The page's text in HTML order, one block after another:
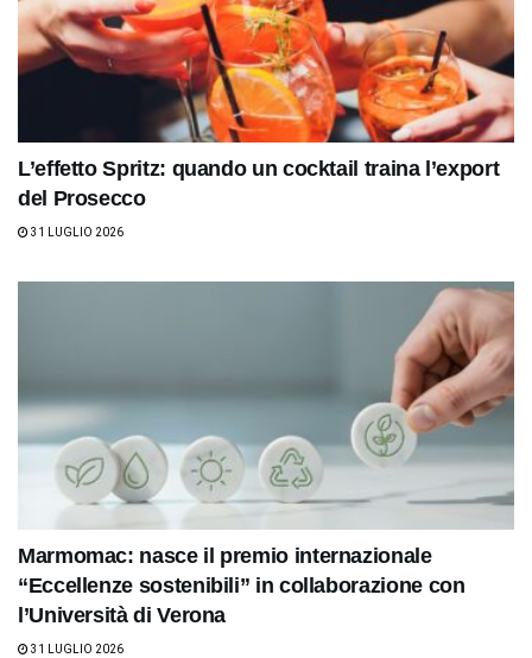
L’effetto Spritz: quando un cocktail traina l’export
del Prosecco
31 LUGLIO 2026
Marmomac: nasce il premio internazionale
“Eccellenze sostenibili” in collaborazione con
l’Università di Verona
31 LUGLIO 2026